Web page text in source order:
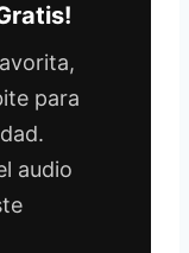
para
audio